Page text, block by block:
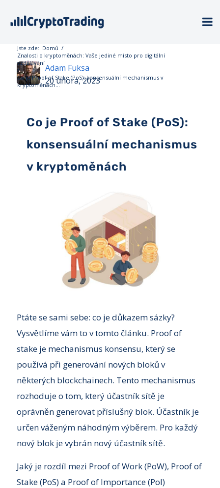
Jste zde: Domů /
Znalosti o kryptoměnách: Vaše jediné místo pro digitální
vzdělávání
/
Co je Proof of Stake (PoS): konsensuální mechanismus v
kryptoměnách...
Adam Fuksa
20 února, 2023
Co je Proof of Stake (PoS):
konsensuální mechanismus
v kryptoměnách
Ptáte se sami sebe: co je důkazem sázky?
Vysvětlíme vám to v tomto článku. Proof of
stake je mechanismus konsensu, který se
používá při generování nových bloků v
některých blockchainech. Tento mechanismus
rozhoduje o tom, který účastník sítě je
oprávněn generovat příslušný blok. Účastník je
určen váženým náhodným výběrem. Pro každý
nový blok je vybrán nový účastník sítě.
Jaký je rozdíl mezi Proof of Work (PoW), Proof of
Stake (PoS) a Proof of Importance (PoI)